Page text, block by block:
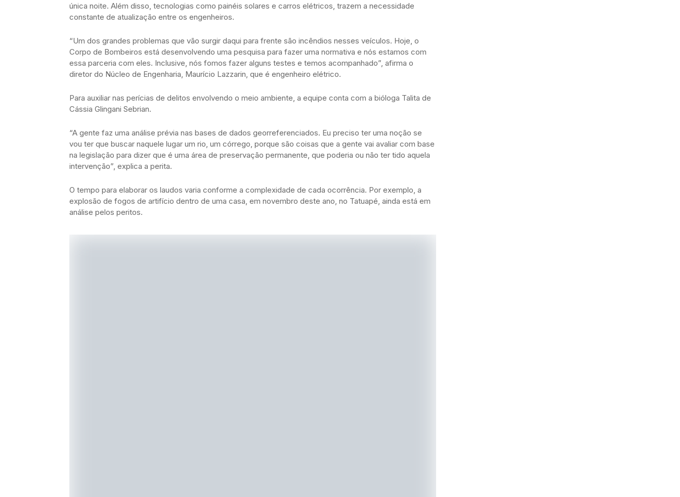
única noite. Além disso, tecnologias como painéis solares e carros elétricos, trazem a necessidade
constante de atualização entre os engenheiros.
“Um dos grandes problemas que vão surgir daqui para frente são incêndios nesses veículos. Hoje, o
Corpo de Bombeiros está desenvolvendo uma pesquisa para fazer uma normativa e nós estamos com
essa parceria com eles. Inclusive, nós fomos fazer alguns testes e temos acompanhado”, afirma o
diretor do Núcleo de Engenharia, Maurício Lazzarin, que é engenheiro elétrico.
Para auxiliar nas perícias de delitos envolvendo o meio ambiente, a equipe conta com a bióloga Talita de
Cássia Glingani Sebrian.
“A gente faz uma análise prévia nas bases de dados georreferenciados. Eu preciso ter uma noção se
vou ter que buscar naquele lugar um rio, um córrego, porque são coisas que a gente vai avaliar com base
na legislação para dizer que é uma área de preservação permanente, que poderia ou não ter tido aquela
intervenção”, explica a perita.
O tempo para elaborar os laudos varia conforme a complexidade de cada ocorrência. Por exemplo, a
explosão de fogos de artifício dentro de uma casa, em novembro deste ano, no Tatuapé, ainda está em
análise pelos peritos.